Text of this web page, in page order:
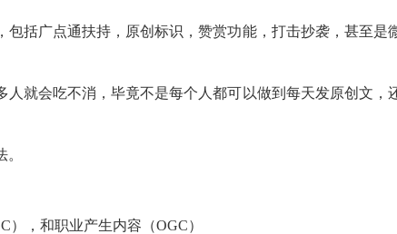
括广点通扶持，原创标识，赞赏功能，打击抄袭，甚至是
就会吃不消，毕竟不是每个人都可以做到每天发原创文，
），和职业产生内容（OGC）